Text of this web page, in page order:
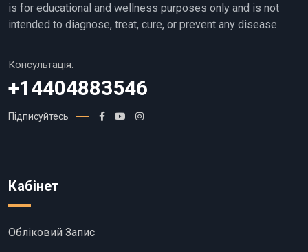
is for educational and wellness purposes only and is not
intended to diagnose, treat, cure, or prevent any disease.
Консультація:
+14404883546
Підписуйтесь
Кабінет
Обліковий Запис